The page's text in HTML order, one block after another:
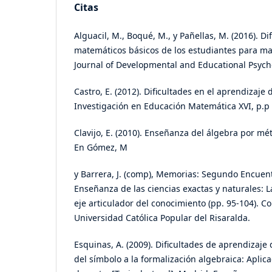
Citas
Alguacil, M., Boqué, M., y Pañellas, M. (2016).
matemáticos básicos de los estudiantes para
Journal of Developmental and Educational
Castro, E. (2012). Dificultades en el aprendizaje
Investigación en Educación Matemática XVI, p.p
Clavijo, E. (2010). Enseñanza del álgebra por
En Gómez, M
y Barrera, J. (comp), Memorias: Segundo
Enseñanza de las ciencias exactas y naturales:
eje articulador del conocimiento (pp. 95-104).
Universidad Católica Popular del Risaralda.
Esquinas, A. (2009). Dificultades de
del símbolo a la formalización algebraica: